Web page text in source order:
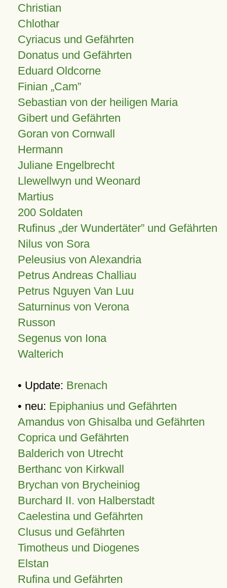
Christian
Chlothar
Cyriacus und Gefährten
Donatus und Gefährten
Eduard Oldcorne
Finian Cam
Sebastian von der heiligen Maria
Gibert und Gefährten
Goran von Cornwall
Hermann
Juliane Engelbrecht
Llewellwyn und Weonard
Martius
200 Soldaten
Rufinus „der Wundertäter” und Gefährten
Nilus von Sora
Peleusius von Alexandria
Petrus Andreas Challiau
Petrus Nguyen Van Luu
Saturninus von Verona
Russon
Segenus von Iona
Walterich
• Update: Brenach
• neu: Epiphanius und Gefährten
Amandus von Ghisalba und Gefährten
Coprica und Gefährten
Balderich von Utrecht
Berthanc von Kirkwall
Brychan von Brycheiniog
Burchard II. von Halberstadt
Caelestina und Gefährten
Clusus und Gefährten
Timotheus und Diogenes
Elstan
Rufina und Gefährten